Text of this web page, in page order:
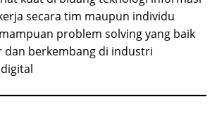
secara tim maupun individu
problem solving yang baik
dan berkembang di industri